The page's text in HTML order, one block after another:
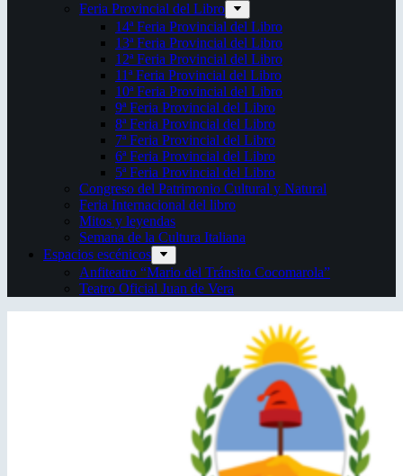
Feria Provincial del Libro
14ª Feria Provincial del Libro
13ª Feria Provincial del Libro
12ª Feria Provincial del Libro
11ª Feria Provincial del Libro
10ª Feria Provincial del Libro
9ª Feria Provincial del Libro
8ª Feria Provincial del Libro
7ª Feria Provincial del Libro
6ª Feria Provincial del Libro
5ª Feria Provincial del Libro
Congreso del Patrimonio Cultural y Natural
Feria Internacional del libro
Mitos y leyendas
Semana de la Cultura Italiana
Espacios escénicos
Anfiteatro “Mario del Tránsito Cocomarola”
Teatro Oficial Juan de Vera